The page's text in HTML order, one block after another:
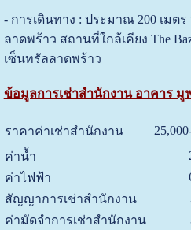
- การเดินทาง : ประมาณ 200 เมต
ลาดพร้าว สถานที่ใกล้เคียง The
เซ็นทรัลลาดพร้าว
ข้อมูลการเช่าสำนักงาน อาคาร มู
ราคาค่าเช่าสำนักงาน
ค่าน้ำ
ค่าไฟฟ้า
สัญญาการเช่าสำนักงาน
ค่ามัดจำการเช่าสำนักงาน